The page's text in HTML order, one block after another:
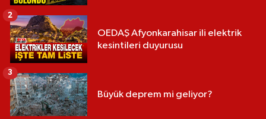
OEDAŞ Afyonkarahisar ili elektrik
kesintileri duyurusu
2
Büyük deprem mi geliyor?
3